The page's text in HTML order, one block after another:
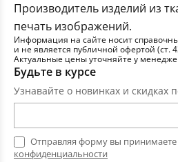
Производитель изделий из
печать изображений.
Информация на сайте носит
и не является публичной офертой (ст.
Актуальные цены уточняйте у
Будьте в курсе
Узнавайте о новинках и скидках
Отправляя форму вы принимаете
конфиденциальности